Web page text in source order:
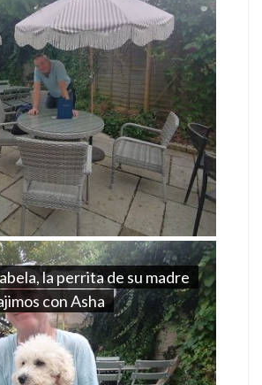
la perrita de su madre
con Asha